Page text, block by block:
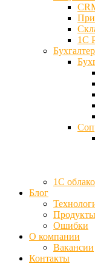
1С
1С облако
Блог
Продукты
Ошибки
О компании
Вакансии
Контакты